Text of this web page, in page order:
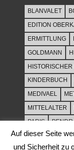
BLANVALET
EDITION
ERMITTLUNG
GOLDMANN
HISTORISCHER
KINDERBUCH
MEDIVAEL
MITTELALTER
PARIS
ROCKMUSIK
Auf dieser Seite
und Sicherheit zu